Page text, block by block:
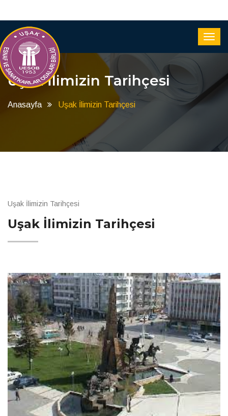
Uşak İlimizin Tarihçesi
Anasayfa Uşak İlimizin Tarihçesi
Uşak İlimizin Tarihçesi
Uşak İlimizin Tarihçesi